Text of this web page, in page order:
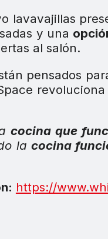
lavavajillas
y una
al salón.
pensados
cocina que
lacocina
https://